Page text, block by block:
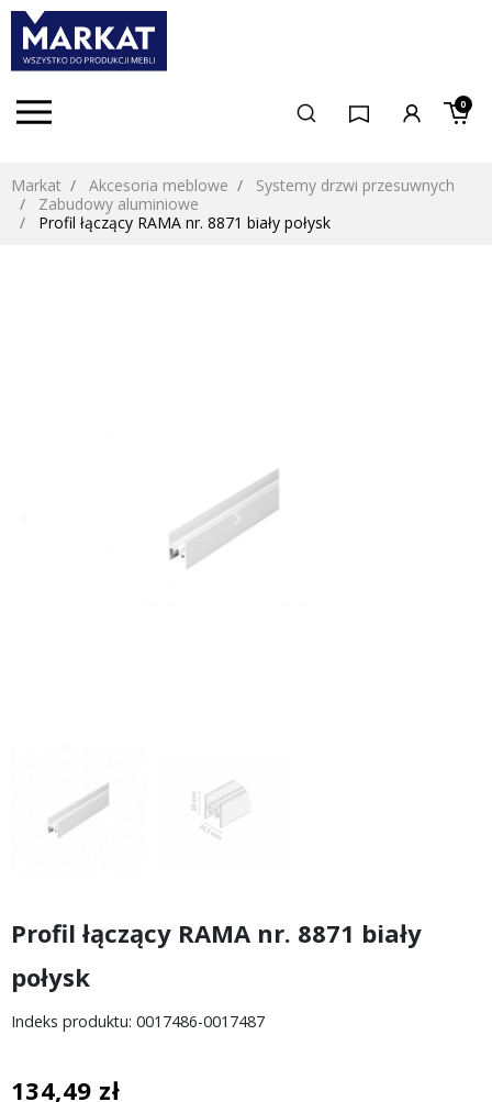
0
Markat Akcesoria meblowe
Systemy drzwi przesuwnych
Zabudowy aluminiowe
Profil łączący RAMA nr. 8871 biały połysk
Następny
keyboard_arrow_right
Profil łączący RAMA nr. 8871 biały
połysk
Indeks produktu: 0017486-0017487
134,49 zł